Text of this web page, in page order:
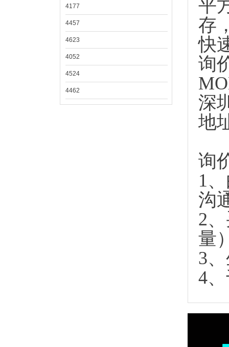
4177
4457
4623
4052
4524
4462
平
存
快
询
深
地
询
1
沟
2
量
3
4